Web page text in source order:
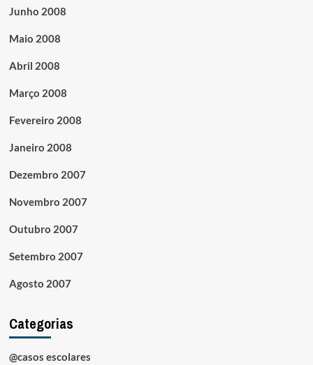
Junho 2008
Maio 2008
Abril 2008
Março 2008
Fevereiro 2008
Janeiro 2008
Dezembro 2007
Novembro 2007
Outubro 2007
Setembro 2007
Agosto 2007
Categorias
@casos escolares